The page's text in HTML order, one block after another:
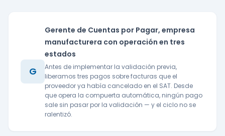
G
Gerente de Cuentas por Pagar, empresa
manufacturera con operación en tres
estados
Antes de implementar la validación previa,
liberamos tres pagos sobre facturas que el
proveedor ya había cancelado en el SAT. Desde
que opera la compuerta automática, ningún pago
sale sin pasar por la validación — y el ciclo no se
ralentizó.